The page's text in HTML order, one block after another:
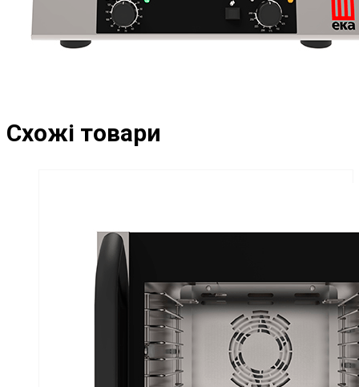
Схожі товари